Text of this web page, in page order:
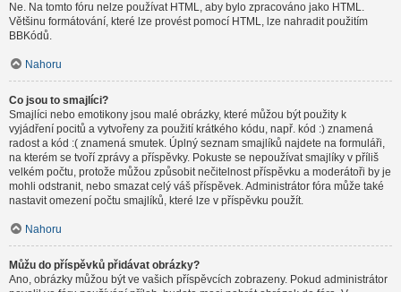
Ne. Na tomto fóru nelze používat HTML, aby bylo zpracováno jako HTML.
Většinu formátování, které lze provést pomocí HTML, lze nahradit použitím
BBKódů.
Nahoru
Co jsou to smajlíci?
Smajlíci nebo emotikony jsou malé obrázky, které můžou být použity k
vyjádření pocitů a vytvořeny za použití krátkého kódu, např. kód :) znamená
radost a kód :( znamená smutek. Úplný seznam smajlíků najdete na formuláři,
na kterém se tvoří zprávy a příspěvky. Pokuste se nepoužívat smajlíky v příliš
velkém počtu, protože můžou způsobit nečitelnost příspěvku a moderátoři by je
mohli odstranit, nebo smazat celý váš příspěvek. Administrátor fóra může také
nastavit omezení počtu smajlíků, které lze v příspěvku použít.
Nahoru
Můžu do příspěvků přidávat obrázky?
Ano, obrázky můžou být ve vašich příspěvcích zobrazeny. Pokud administrátor